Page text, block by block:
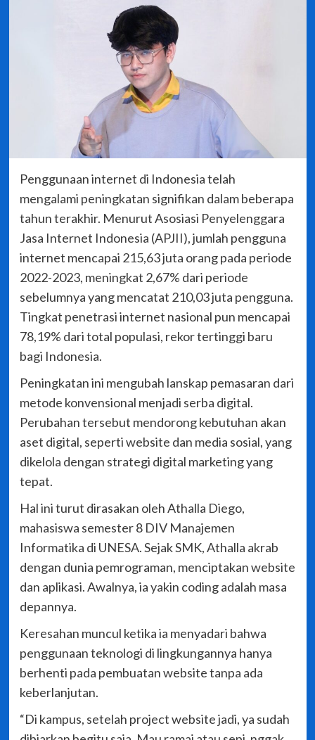
Penggunaan internet di Indonesia telah
mengalami peningkatan signifikan dalam beberapa
tahun terakhir. Menurut Asosiasi Penyelenggara
Jasa Internet Indonesia (APJII), jumlah pengguna
internet mencapai 215,63 juta orang pada periode
2022-2023, meningkat 2,67% dari periode
sebelumnya yang mencatat 210,03 juta pengguna.
Tingkat penetrasi internet nasional pun mencapai
78,19% dari total populasi, rekor tertinggi baru
bagi Indonesia.
Peningkatan ini mengubah lanskap pemasaran dari
metode konvensional menjadi serba digital.
Perubahan tersebut mendorong kebutuhan akan
aset digital, seperti website dan media sosial, yang
dikelola dengan strategi digital marketing yang
tepat.
Hal ini turut dirasakan oleh Athalla Diego,
mahasiswa semester 8 DIV Manajemen
Informatika di UNESA. Sejak SMK, Athalla akrab
dengan dunia pemrograman, menciptakan website
dan aplikasi. Awalnya, ia yakin coding adalah masa
depannya.
Keresahan muncul ketika ia menyadari bahwa
penggunaan teknologi di lingkungannya hanya
berhenti pada pembuatan website tanpa ada
keberlanjutan.
“Di kampus, setelah project website jadi, ya sudah